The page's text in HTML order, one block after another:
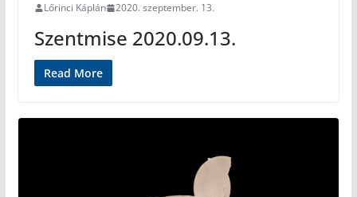
Lőrinci Káplán 2020. szeptember. 13.
Szentmise 2020.09.13.
Read More